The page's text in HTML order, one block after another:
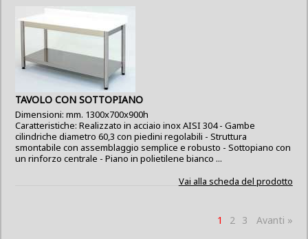
TAVOLO CON SOTTOPIANO
Dimensioni: mm. 1300x700x900h
Caratteristiche: Realizzato in acciaio inox AISI 304 - Gambe
cilindriche diametro 60,3 con piedini regolabili - Struttura
smontabile con assemblaggio semplice e robusto - Sottopiano con
un rinforzo centrale - Piano in polietilene bianco ...
Vai alla scheda del prodotto
1 2 3 Avanti »